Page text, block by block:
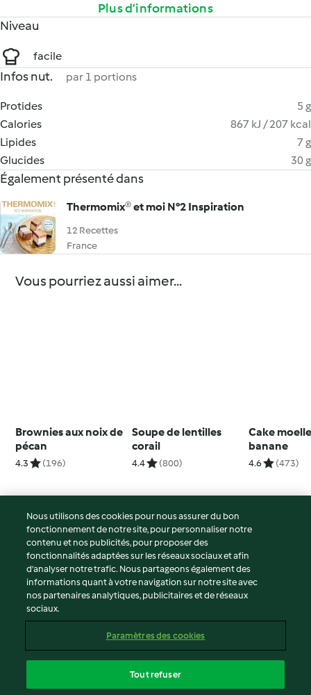
Plus d’informations
Niveau
facile
Infos nut. par 1 portions
Protides
5 g
Calories
867 kJ / 207 kcal
Lipides
7 g
Glucides
30 g
Également présenté dans
Thermomix® et moi N°2 Inspiration
12 Recettes
France
Vous pourriez aussi aimer...
Brownies aux noix de
pécan
4.3 (196)
Soupe de lentilles
corail
4.4 (800)
Cake
banane
4.6 (473)
© Copyright 2026
Conditions d'utilisation
Politique de confidentialité
Non-responsabilité
Mentions légales
Contenu du rapport
Déclaration d'accessibilité
Nous utilisons des cookies pour nous assurer du bon
fonctionnement de notre site, pour personnaliser notre
contenu et nos publicités, pour proposer des
fonctionnalités adaptées sur les réseaux sociaux et afin
d’analyser notre trafic. Nous partageons également des
informations quant à votre navigation sur notre site avec
nos partenaires analytiques, publicitaires et de réseaux
sociaux.
Paramètres des cookies
Tout refuser